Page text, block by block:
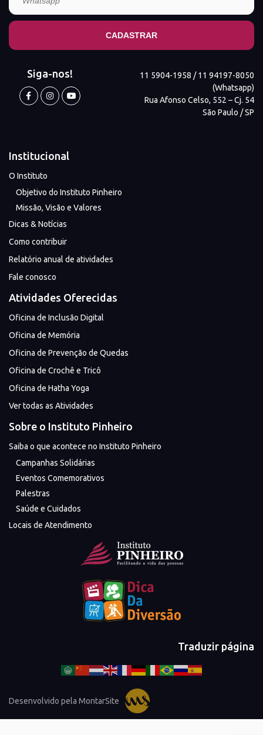
Siga-nos!
11 5904-1958 / 11 94197-8050
(Whatsapp)
Rua Afonso Celso, 552 – Cj. 54
São Paulo / SP
Institucional
O Instituto
Objetivo do Instituto Pinheiro
Missão, Visão e Valores
Dicas & Notícias
Como contribuir
Relatório anual de atividades
Fale conosco
Atividades Oferecidas
Oficina de Inclusão Digital
Oficina de Memória
Oficina de Prevenção de Quedas
Oficina de Crochê e Tricô
Oficina de Hatha Yoga
Ver todas as Atividades
Sobre o Instituto Pinheiro
Saiba o que acontece no Instituto Pinheiro
Campanhas Solidárias
Eventos Comemorativos
Palestras
Saúde e Cuidados
Locais de Atendimento
Traduzir página
Desenvolvido pela MontarSite